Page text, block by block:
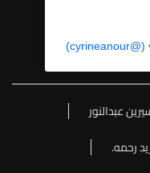
عبدالنور
رحمه.